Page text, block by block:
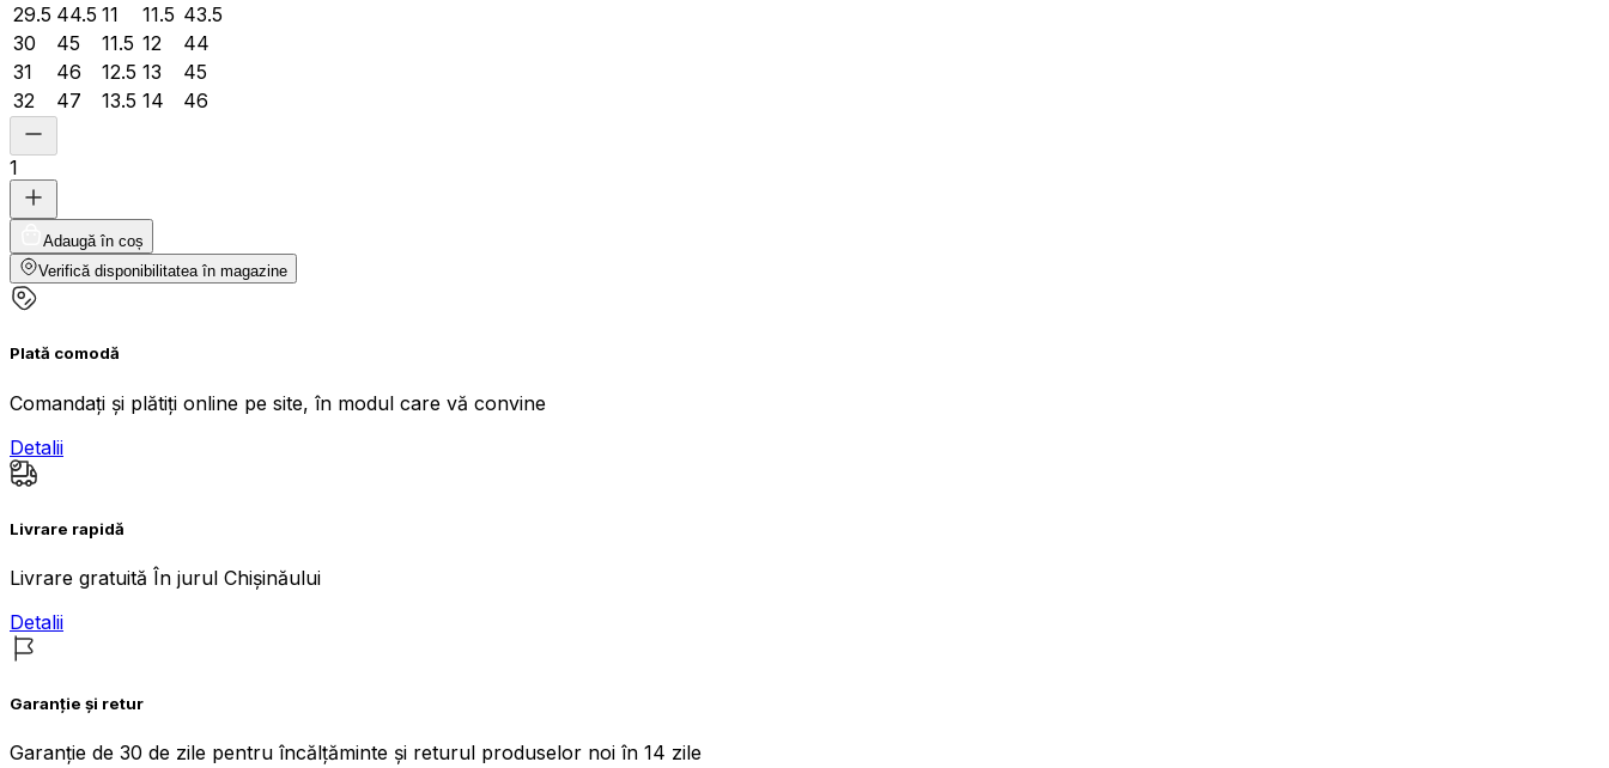
29.5 44.5 11 11.5 43.5
30
45 11.5 12
44
31
46 12.5 13
45
32
47 13.5 14 46
1
Adaugă în coș
Verifică disponibilitatea în magazine
Plată comodă
Comandați și plătiți online pe site, în modul care vă convine
Detalii
Livrare rapidă
Livrare gratuită În jurul Chișinăului
Detalii
Garanție și retur
Garanție de 30 de zile pentru încălțăminte și returul produselor noi în 14 zile